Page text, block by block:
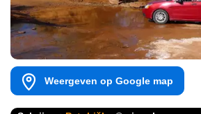
Weergeven op Google map